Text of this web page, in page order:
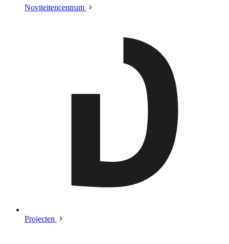
Noviteitencentrum
Projecten